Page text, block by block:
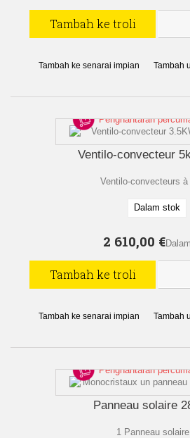
Tambah ke troli
Tambah ke senarai impian Tambah
Penghantaran
Ventilo-convecteur
Ventilo-convecteurs à
Dalam stok
2 610,00 €
Tambah ke troli
Tambah ke senarai impian Tambah
Penghantaran
Panneau solaire
1 Panneau